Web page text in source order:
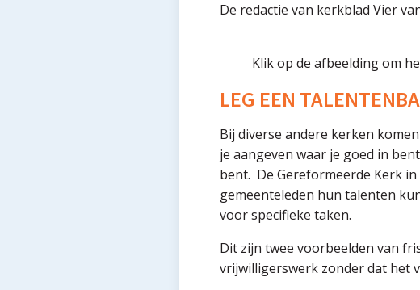
De redactie van kerkblad Vier
Klik op de afbeelding om
LEG EEN
Bij diverse andere kerken
je aangeven waar je goed in
bent. De Gereformeerde Kerk
gemeenteleden hun talenten
voor specifieke taken.
Dit zijn twee voorbeelden van
vrijwilligerswerk zonder dat het